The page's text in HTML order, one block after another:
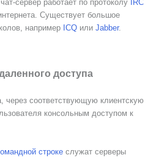
сервер работает по протоколу
IRC
Существует большое
например ICQ или Jabber.
доступа
через соответствующую клиентскую
консольным доступом к
строке служат серверы